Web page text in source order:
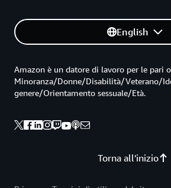
English
Torna all'inizio
Amazon è un datore di lavoro per le pari
Minoranza/Donne/Disabilità/Veterano/
genere/Orientamento sessuale/Età.